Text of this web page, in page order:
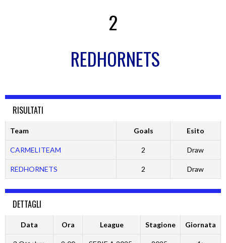
2
REDHORNETS
RISULTATI
Team Goals Esito
CARMELITEAM 2 Draw
REDHORNETS 2 Draw
DETTAGLI
Data Ora League Stagione Giornata